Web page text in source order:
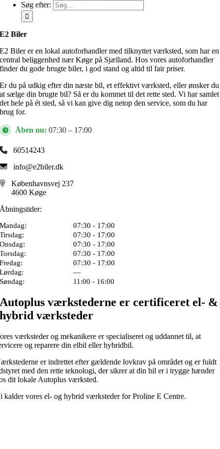
Søg efter:
E2 Biler
E2 Biler er en lokal autoforhandler med tilknyttet værksted, som har en
central beliggenhed nær Køge på Sjælland. Hos vores autoforhandler
finder du gode brugte biler, i god stand og altid til fair priser.
Er du på udkig efter din næste bil, et effektivt værksted, eller ønsker du
at sælge din brugte bil? Så er du kommet til det rette sted. Vi har samlet
det hele på ét sted, så vi kan give dig netop den service, som du har
brug for.
Åben nu: 07:30 – 17:00
60514243
info@e2biler.dk
Københavnsvej 237
4600 Køge
Åbningstider:
Mandag:
07:30 - 17:00
Tirsdag:
07:30 - 17:00
Onsdag:
07:30 - 17:00
Torsdag:
07:30 - 17:00
Fredag:
07:30 - 17:00
Lørdag:
—
Søndag:
11:00 - 16:00
Autoplus værkstederne er certificeret el- &
hybrid værksteder
værksteder og mekanikere er specialiseret og uddannet til, at
og reparere din elbil eller hybridbil.
er indrettet efter gældende lovkrav på området og er fuldt
med den rette teknologi, der sikrer at din bil er i trygge hænder
dit lokale Autoplus værksted.
kalder vores el- og hybrid værksteder for Proline E Centre.